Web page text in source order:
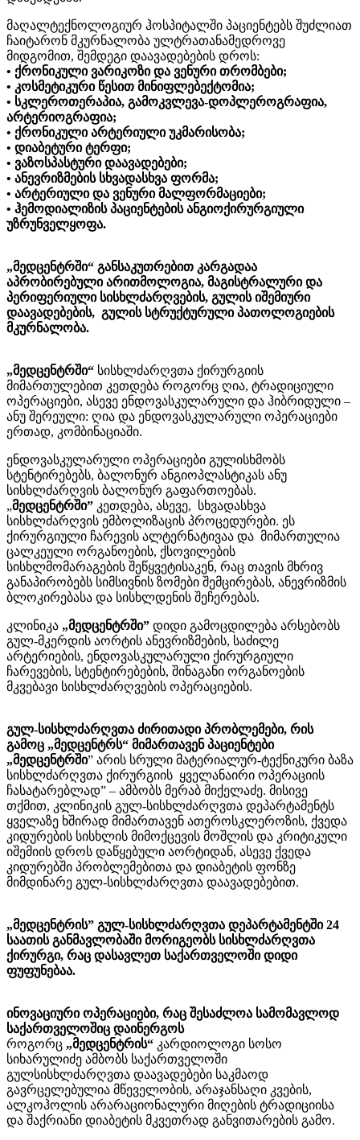
მაღალტექნოლოგიურ ჰოსპიტალში პაციენტებს შუძლიათ
ჩაიტარონ მკურნალობა ულტრათანამედროვე
მიდგომით, შემდეგი დაავადებების დროს:
• ქრონიკული ვარიკოზი და ვენური თრომბები;
• კოსმეტიკური წესით მინიფლებექტომია;
• სკლეროთერაპია, გამოკვლევა-დოპლეროგრაფია,
არტერიოგრაფია;
• ქრონიკული არტერიული უკმარისობა;
• დიაბეტური ტერფი;
• ვაზოსპასტური დაავადებები;
• ანევრიზმების სხვადასხვა ფორმა;
• არტერიული და ვენური მალფორმაციები;
• ჰემოდიალიზის პაციენტების ანგიოქირურგიული
უზრუნველყოფა.
„მედცენტრში“ განსაკუთრებით კარგადაა
აპრობირებული არითმოლოგია, მაგისტრალური და
პერიფერიული სისხლძარღვების, გულის იშემიური
დაავადებების, გულის სტრუქტურული პათოლოგიების
მკურნალობა.
„მედცენტრში“ სისხლძარღვთა ქირურგიის
მიმართულებით კეთდება როგორც ღია, ტრადიციული
ოპერაციები, ასევე ენდოვასკულარული და ჰიბრიდული –
ანუ შერეული: ღია და ენდოვასკულარული ოპერაციები
ერთად, კომბინაციაში.
ენდოვასკულარული ოპერაციები გულისხმობს
სტენტირებებს, ბალონურ ანგიოპლასტიკას ანუ
სისხლძარღვის ბალონურ გაფართოებას.
„მედცენტრში” კეთდება, ასევე, სხვადასხვა
სისხლძარღვის ემბოლიზაცის პროცედურები. ეს
ქირურგიული ჩარევის ალტერნატივაა და მიმართულია
ცალკეული ორგანოების, ქსოვილების
სისხლმომარაგების შეწყვეტისაკენ, რაც თავის მხრივ
განაპირობებს სიმსივნის ზომები შემცირებას, ანევრიზმის
ბლოკირებასა და სისხლდენის შეჩერებას.
კლინიკა „მედცენტრში” დიდი გამოცდილება არსებობს
გულ-მკერდის აორტის ანევრიზმების, საძილე
არტერიების, ენდოვასკულარული ქირურგიული
ჩარევების, სტენტირებების, შინაგანი ორგანოების
მკვებავი სისხლძარღვების ოპერაციების.
გულ-სისხლძარღვთა ძირითადი პრობლემები, რის
გამოც „მედცენტრს“ მიმართავენ პაციენტები
„მედცენტრში” არის სრული მატერიალურ-ტექნიკური ბაზა
სისხლძარღვთა ქირურგიის ყველანაირი ოპერაციის
ჩასატარებლად” – ამბობს მერაბ მიქელაძე. მისივე
თქმით, კლინიკის გულ-სისხლძარღვთა დეპარტამენტს
ყველაზე ხშირად მიმართავენ ათეროსკლეროზის, ქვედა
კიდურების სისხლის მიმოქცევის მოშლის და კრიტიკული
იშემიის დროს დაწყებული აორტიდან, ასევე ქვედა
კიდურებში პრობლემებითა და დიაბეტის ფონზე
მიმდინარე გულ-სისხლძარღვთა დაავადებებით.
„მედცენტრის” გულ-სისხლძარღვთა დეპარტამენტში 24
საათის განმავლობაში მორიგეობს სისხლძარღვთა
ქირურგი, რაც დასავლეთ საქართველოში დიდი
ფუფუნებაა.
ინოვაციური ოპერაციები, რაც შესაძლოა სამომავლოდ
საქართველოშიც დაინერგოს
როგორც „მედცენტრის“ კარდიოლოგი სოსო
სიხარულიძე ამბობს საქართველოში
გულსისხლძარღვთა დაავადებები საკმაოდ
გავრცელებულია მწეველობის, არაჯანსაღი კვების,
ალკოჰოლის არარაციონალური მიღების ტრადიციისა
და შაქრიანი დიაბეტის მკვეთრად განვითარების გამო.